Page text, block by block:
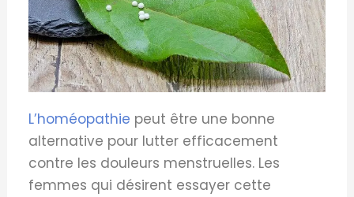
L’homéopathie peut être une bonne
alternative pour lutter efficacement
contre les douleurs menstruelles. Les
femmes qui désirent essayer cette